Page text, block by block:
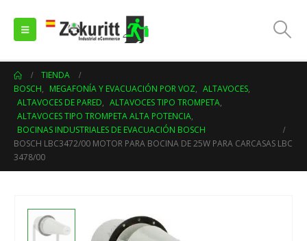
TIENDA
BOSCH, MEGAFONÍA Y EVACUACIÓN POR VOZ, ALTAVOCES,
ALTAVOCES DE PARED, ALTAVOCES TIPO TROMPETA,
ALTAVOCES TIPO TROMPETA ALTA POTENCIA,
BOCINAS INDUSTRIALES DE EVACUACIÓN BOSCH
BOSCH LBC3472/00 MOTOR PARA BOCINA DE 25W PARA CARCASAS LBC
3478/00